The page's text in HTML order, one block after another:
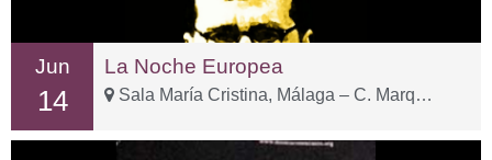
Jun
14
La Noche Europea
Sala María Cristina, Málaga – C. Marqués de Valdecañas, 2, Distrito Centro